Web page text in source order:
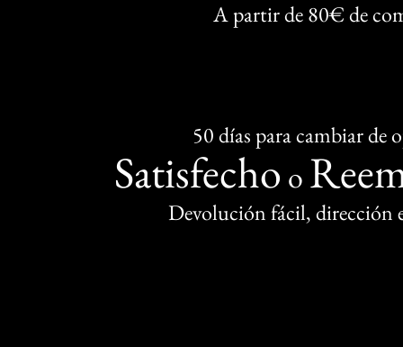
A partir de 80€ de
50 días para cambiar de
Satisfecho o
Devolución fácil, dirección